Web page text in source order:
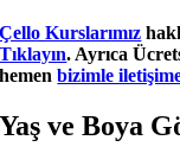
Çello Kurslarımız
Tıklayın. Ayrıca
hemenbizimle
Yaş ve Boya